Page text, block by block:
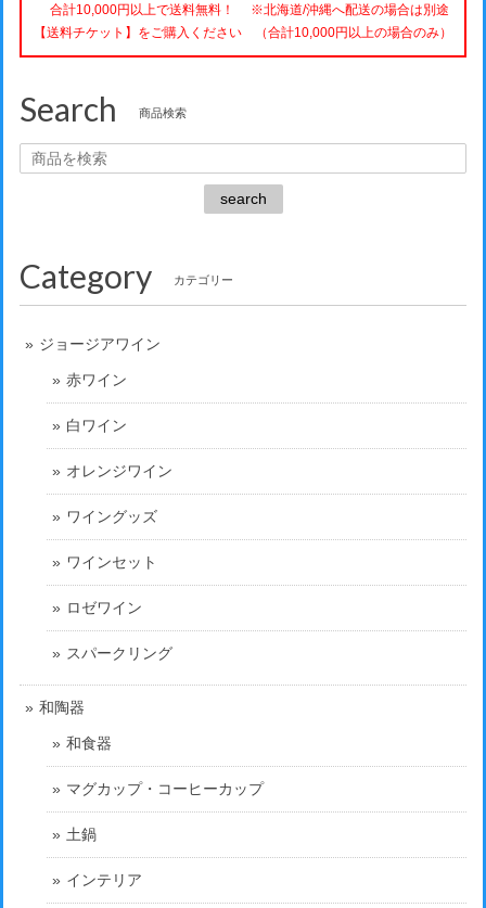
合計10,000円以上で送料無料！ ※北海道/沖縄へ配送の場合は別途
【送料チケット】をご購入ください （合計10,000円以上の場合のみ）
Search 商品検索
search
Category カテゴリー
ジョージアワイン
赤ワイン
白ワイン
オレンジワイン
ワイングッズ
ワインセット
ロゼワイン
スパークリング
和陶器
和食器
マグカップ・コーヒーカップ
土鍋
インテリア